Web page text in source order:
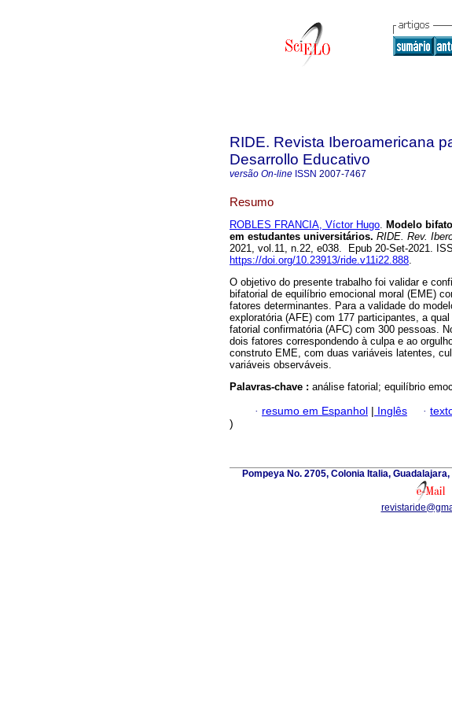
RIDE. Revista Iberoamericana
Desarrollo Educativo
versão On-line ISSN 2007-7467
Resumo
ROBLES FRANCIA, Víctor Hugo. Modelo
em estudantes universitários. RIDE. Rev.
2021, vol.11, n.22, e038. Epub 20-Set-2021.
https://doi.org/10.23913/ride.v11i22.888.
O objetivo do presente trabalho foi validar e
bifatorial de equilíbrio emocional moral (EME)
fatores determinantes. Para a validade do
exploratória (AFE) com 177 participantes, a
fatorial confirmatória (AFC) com 300 pessoas.
dois fatores correspondendo à culpa e ao
construto EME, com duas variáveis latentes,
variáveis observáveis.
Palavras-chave : análise fatorial; equilíbrio
· resumo em Espanhol | Inglês ·
)
Pompeya No. 2705, Colonia Italia,